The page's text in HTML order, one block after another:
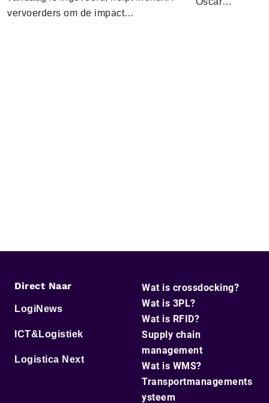
vervoerders om de impact…
Direct Naar
LogiNews
ICT&Logistiek
Logistica Next
Wat is crossdocking?
Wat is 3PL?
Wat is RFID?
Supply chain
management
Wat is WMS?
Transportmanagements
ysteem